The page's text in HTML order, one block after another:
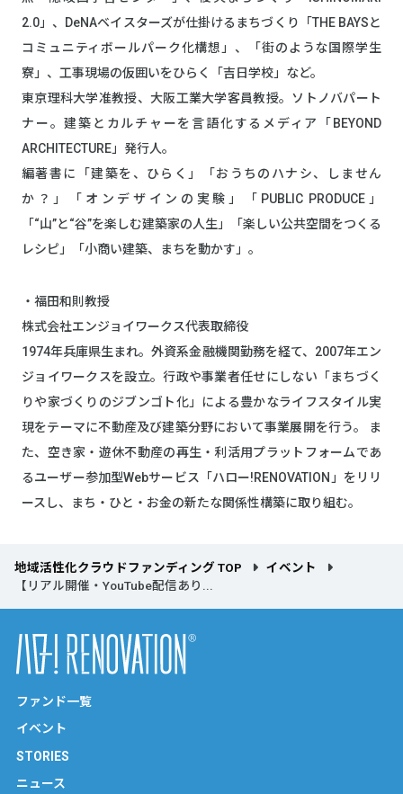
2.0」、DeNAベイスターズが仕掛けるまちづくり「THE BAYSと
コミュニティボールパーク化構想」、「街のような国際学生
寮」、工事現場の仮囲いをひらく「吉日学校」など。
東京理科大学准教授、大阪工業大学客員教授。ソトノバパート
ナー。建築とカルチャーを言語化するメディア「BEYOND
ARCHITECTURE」発行人。
編著書に「建築を、ひらく」「おうちのハナシ、しません
か？」「オンデザインの実験」「PUBLIC PRODUCE」
「“山”と“谷”を楽しむ建築家の人生」「楽しい公共空間をつくる
レシピ」「小商い建築、まちを動かす」。
・福田和則教授
株式会社エンジョイワークス代表取締役
1974年兵庫県生まれ。外資系金融機関勤務を経て、2007年エン
ジョイワークスを設立。行政や事業者任せにしない「まちづく
りや家づくりのジブンゴト化」による豊かなライフスタイル実
現をテーマに不動産及び建築分野において事業展開を行う。 ま
た、空き家・遊休不動産の再生・利活用プラットフォームであ
るユーザー参加型Webサービス「ハロー!RENOVATION」をリリ
ースし、まち・ひと・お金の新たな関係性構築に取り組む。
地域活性化クラウドファンディング TOP
イベント
【リアル開催・YouTube配信あり...
ファンド一覧
イベント
STORIES
ニュース